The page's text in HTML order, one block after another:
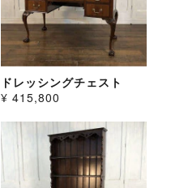
ドレッシングチェスト
¥ 415,800